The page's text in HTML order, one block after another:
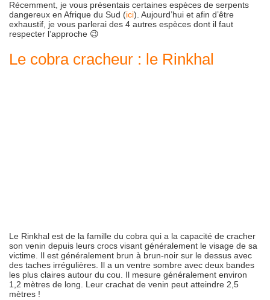
Récemment, je vous présentais certaines espèces de serpents
dangereux en Afrique du Sud (ici). Aujourd’hui et afin d’être
exhaustif, je vous parlerai des 4 autres espèces dont il faut
respecter l’approche 😉
Le cobra cracheur : le Rinkhal
Le Rinkhal est de la famille du cobra qui a la capacité de cracher
son venin depuis leurs crocs visant généralement le visage de sa
victime. Il est généralement brun à brun-noir sur le dessus avec
des taches irrégulières. Il a un ventre sombre avec deux bandes
les plus claires autour du cou. Il mesure généralement environ
1,2 mètres de long. Leur crachat de venin peut atteindre 2,5
mètres !